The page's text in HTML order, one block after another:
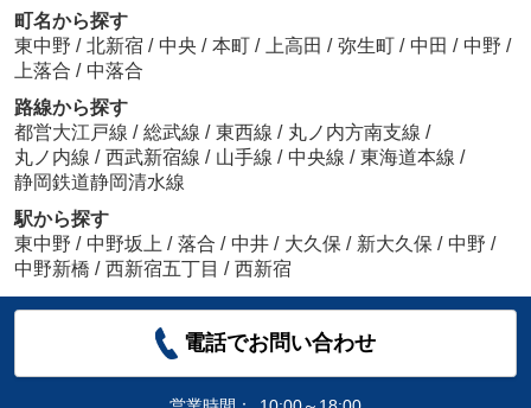
町名から探す
東中野 / 北新宿 / 中央 / 本町 / 上高田 / 弥生町 / 中田 / 中野 /
上落合 / 中落合
路線から探す
都営大江戸線 / 総武線 / 東西線 / 丸ノ内方南支線 /
丸ノ内線 / 西武新宿線 / 山手線 / 中央線 / 東海道本線 /
静岡鉄道静岡清水線
駅から探す
東中野 / 中野坂上 / 落合 / 中井 / 大久保 / 新大久保 / 中野 /
中野新橋 / 西新宿五丁目 / 西新宿
電話でお問い合わせ